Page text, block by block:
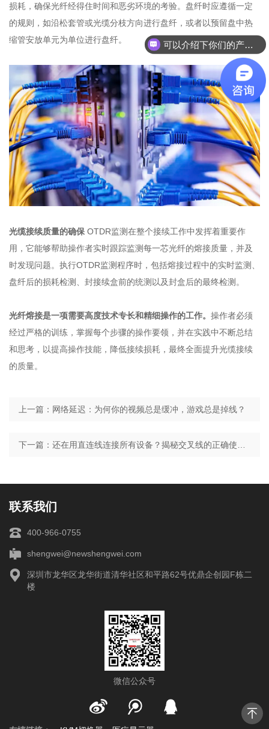
损耗，确保光纤经得住时间和恶劣环境的考验。盘纤时应遵循一定
的规则，如沿松套管或光缆分枝方向进行盘纤，或者以预留盘中热
缩管安放单元为单位进行盘纤。
光缆接续质量的确保 OTDR监测在整个接续工作中发挥着重要作
用，它能够帮助操作者实时跟踪监测每一芯光纤的熔接质量，并及
时发现问题。执行OTDR监测程序时，包括熔接过程中的实时监测、
盘纤后的损耗检测、封接续盒前的统测以及封盒后的最终检测。
光纤熔接是一项需要高度技术专长和精细操作的工作。 操作者必须
经过严格的训练，掌握每个步骤的操作要领，并在实践中不断总结
和思考，以提高操作技能，降低接续损耗，最终全面提升光缆接续
的质量。
上一篇：网络延迟：为何你的视频总是缓冲，游戏总是掉线？
联系我们
400-966-0755
shengwei@newshengwei.com
深圳市龙华区龙华街道清华社区和平路62号优鼎企创园F栋二
楼
微信公众号
可以介绍下你们的产品么